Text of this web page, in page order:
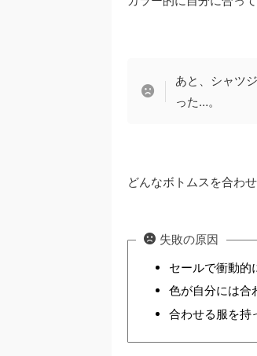
あと、シャツ
った…。
どんなボトムスを合わ
失敗の原因
セールで衝動的
色が自分には合
合わせる服を持